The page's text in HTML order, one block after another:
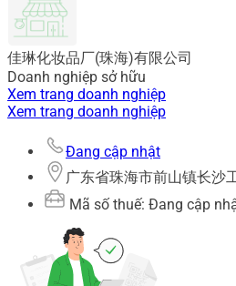
佳琳化妆品厂(珠海)有限公司
Doanh nghiệp sở hữu
Xem trang doanh nghiệp
Xem trang doanh nghiệp
Đang cập nhật
广东省珠海市前山镇长沙
Mã số thuế: Đang cập